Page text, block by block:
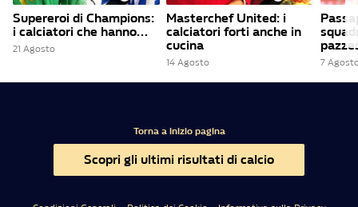
Supereroi di Champions:
i calciatori che hanno...
21 Agosto
Masterchef United: i
calciatori forti anche in
cucina
14 Agosto 7
Torna a inizio pagina
Scopri gli ultimi risultati di calcio